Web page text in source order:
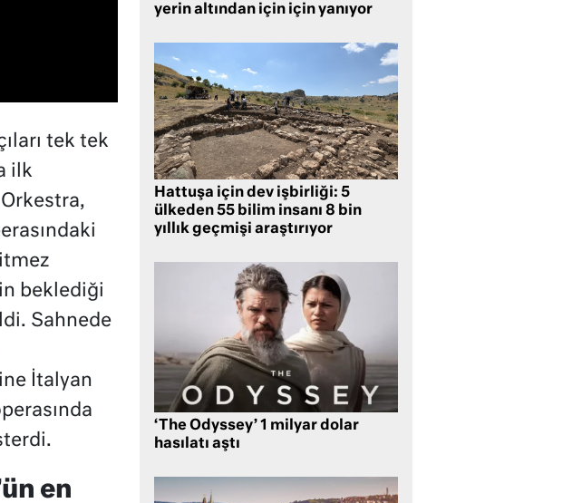
tek tek
ilk
beklediği
Sahnede
İtalyan
en
yerin altından için için yanıyor
Hattuşa için dev işbirliği: 5
ülkeden 55 bilim insanı 8 bin
yıllık geçmişi araştırıyor
‘The Odyssey’ 1 milyar dolar
hasılatı aştı